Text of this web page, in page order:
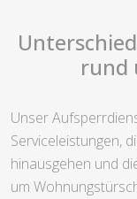
rund
Unser
Serviceleistungen,
hinausgehen und
um